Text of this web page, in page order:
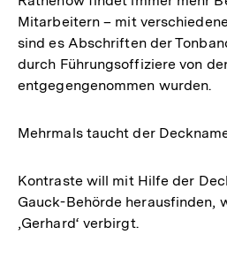
Mitarbeitern – mit
sind es Abschriften der
durch Führungsoffiziere von
entgegengenommen wurden.
Mehrmals taucht der
Kontraste will mit Hilfe der
Gauck-Behörde herausfinden,
‚Gerhard‘ verbirgt.